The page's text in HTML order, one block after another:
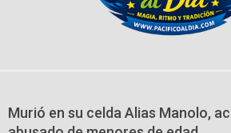
Murió en su celda Alias Manolo,